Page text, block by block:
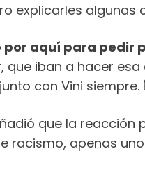
explicarles
por aquí para pedir
que iban a hacer
con Vini
que la
racismo, apenas